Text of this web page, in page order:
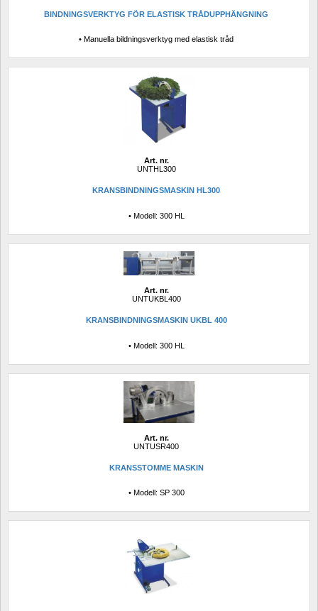
BINDNINGSVERKTYG FÖR ELASTISK TRÅDUPPHÄNGNING
• Manuella bildningsverktyg med elastisk tråd
Art. nr.
UNTHL300
KRANSBINDNINGSMASKIN HL300
• Modell: 300 HL
Art. nr.
UNTUKBL400
KRANSBINDNINGSMASKIN UKBL 400
• Modell: 300 HL
Art. nr.
UNTUSR400
KRANSSTOMME MASKIN
• Modell: SP 300